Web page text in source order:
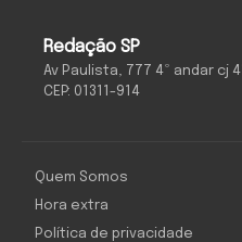
Redação SP
Av Paulista, 777 4º andar cj
CEP: 01311-914
Quem Somos
Hora extra
Política de privacidade